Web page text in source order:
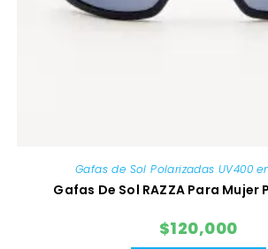
Gafas de Sol Polarizadas UV400
Gafas De Sol RAZZA Para Mujer
$120,000